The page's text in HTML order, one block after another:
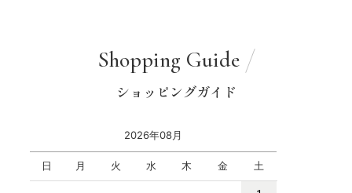
Shopping Guide
ショッピングガイド